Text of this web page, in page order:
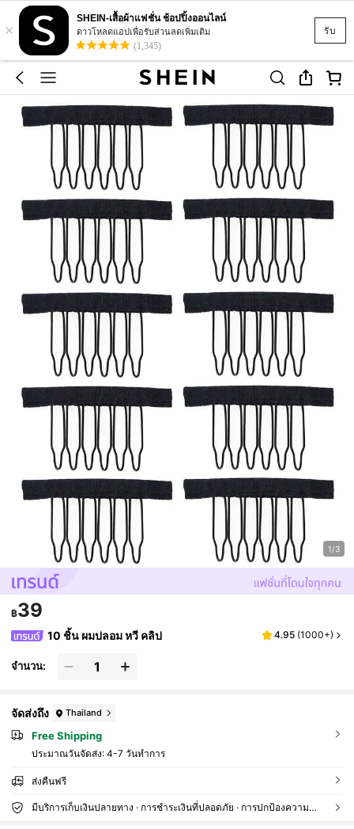
รับ
×
SHEIN-เสื้อผ้าแฟชั่น ช้อปปิ้งออนไลน์
ดาวโหลดแอปเพื่อรับส่วนลดเพิ่มเติม
(1,345)
1/3
฿39
10 ชิ้น ผมปลอม หวี คลิป 4.95 (1000+)
จำนวน:
จัดส่งถึง Thailand
Free Shipping
ประมาณวันจัดส่ง: 4-7 วันทำการ
ส่งคืนฟรี
มีบริการเก็บเงินปลายทาง · การชำระเงินที่ปลอดภัย · การปกป้องความเป็นส่วนตัว